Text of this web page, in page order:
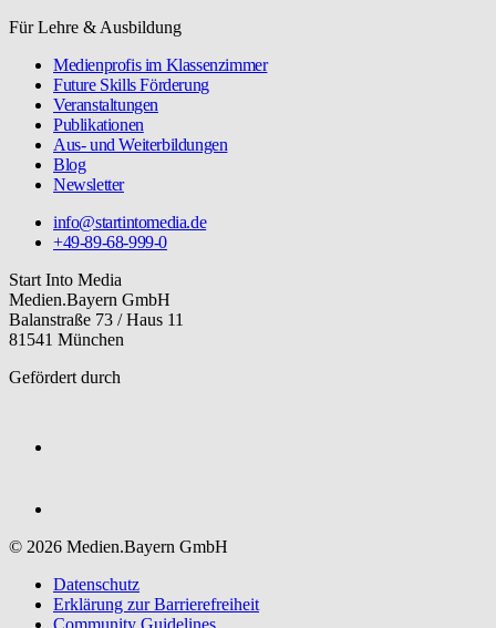
Für Lehre & Ausbildung
Medienprofis im Klassenzimmer
Future Skills Förderung
Veranstaltungen
Publikationen
Aus- und Weiterbildungen
Blog
Newsletter
info@startintomedia.de
+49-89-68-999-0
Start Into Media
Medien.Bayern GmbH
Balanstraße 73 / Haus 11
81541 München
Gefördert durch
© 2026 Medien.Bayern GmbH
Datenschutz
Erklärung zur Barriere­freiheit
Community Guidelines